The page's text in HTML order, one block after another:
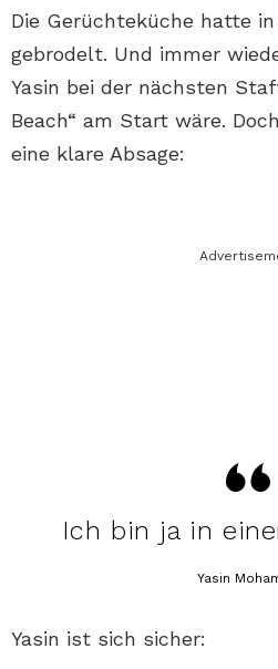
Die Gerüchteküche hatte
gebrodelt. Und immer
Yasin bei der nächsten
Beach“ am Start wäre.
eine klare Absage:
Ich bin ja in
Yasin
Yasin ist sich sicher: